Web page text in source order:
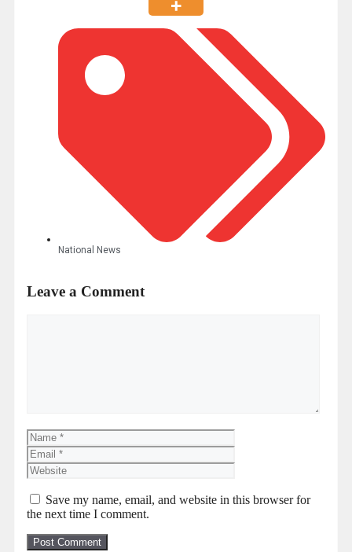
National News
Leave a Comment
Save my name, email, and website in this browser for
the next time I comment.